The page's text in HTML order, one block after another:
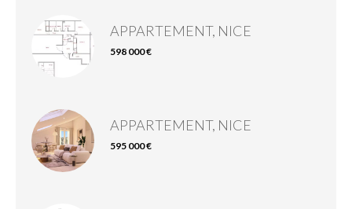
APPARTEMENT, NICE
598 000 €
APPARTEMENT, NICE
595 000 €